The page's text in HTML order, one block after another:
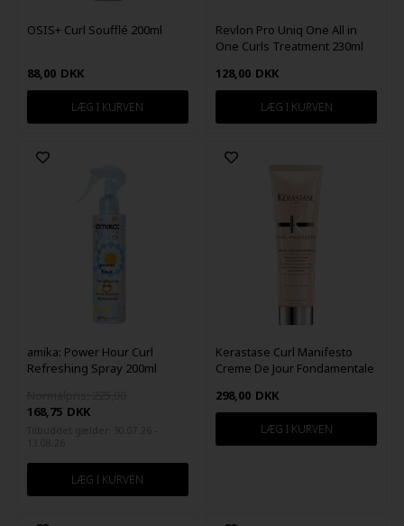
OSIS+ Curl Soufflé 200ml
88,00 DKK
Revlon Pro Uniq One All in
One Curls Treatment 230ml
128,00 DKK
amika: Power Hour Curl
Refreshing Spray 200ml
168,75 DKK
Kerastase Curl Manifesto
Creme De Jour Fondamentale
298,00 DKK